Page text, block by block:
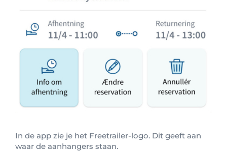
In de app zie je het Freetrailer-logo. Dit geeft aan
waar de aanhangers staan.